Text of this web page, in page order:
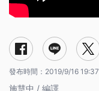
發布時間： 2019/9/16 19:37
施慧中 / 編譯